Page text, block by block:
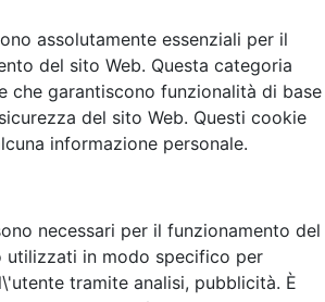
assolutamente essenziali per il
del sito Web. Questa categoria
che garantiscono funzionalità di base
del sito Web. Questi cookie
informazione personale.
necessari per il funzionamento del
utilizzati in modo specifico per
tramite analisi, pubblicità. È